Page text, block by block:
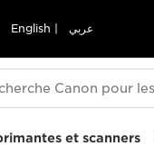
English عربي
et scanners